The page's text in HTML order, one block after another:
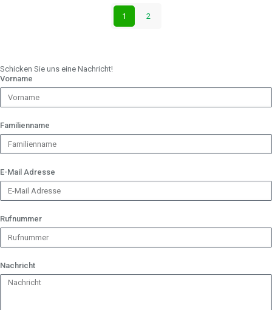
1 2
Schicken Sie uns eine Nachricht!
Vorname
Familienname
E-Mail Adresse
Rufnummer
Nachricht